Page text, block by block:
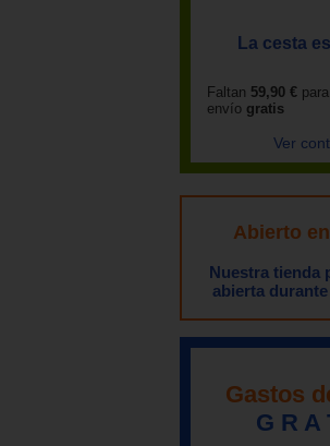
La cesta
Faltan 59,90 €
envío gratis
Ver
Abierto
Nuestra tienda
abierta
Gastos
G R A